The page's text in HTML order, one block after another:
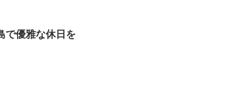
で優雅な休日を